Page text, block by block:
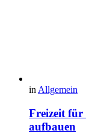
in Allgemein
Freizeit für
aufbauen